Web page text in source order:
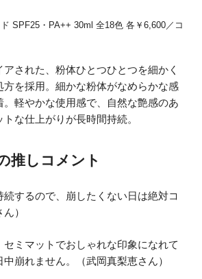
SPF25・PA++ 30ml 全18色 各￥6,600／コ
された、粉体ひとつひとつを細かく
方を採用。細かな粉体がなめらかな感
。軽やかな使用感で、自然な艶感のあ
な仕上がりが長時間持続。
推しコメント
するので、崩したくない日は絶対コ
）
ミマットでおしゃれな印象になれて
崩れません。（武岡真梨恵さん）